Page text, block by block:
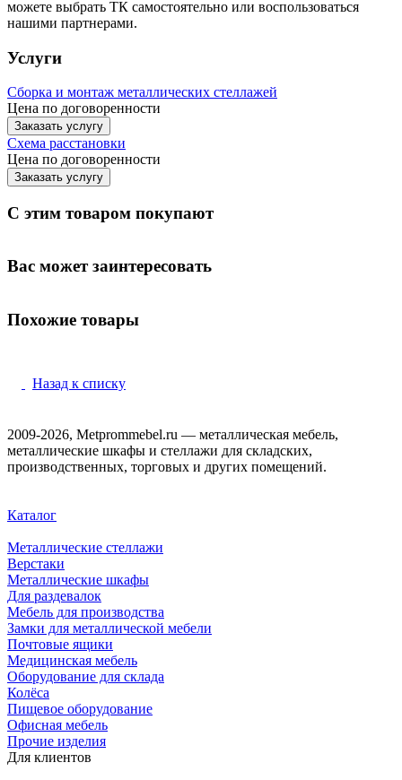
можете выбрать ТК самостоятельно или воспользоваться
нашими партнерами.
Услуги
Сборка и монтаж металлических стеллажей
Цена по договоренности
Заказать услугу
Схема расстановки
Цена по договоренности
Заказать услугу
С этим товаром покупают
Вас может заинтересовать
Похожие товары
Назад к списку
2009-2026, Metprommebel.ru — металлическая мебель,
металлические шкафы и стеллажи для складских,
производственных, торговых и других помещений.
Каталог
Металлические стеллажи
Верстаки
Металлические шкафы
Для раздевалок
Мебель для производства
Замки для металлической мебели
Почтовые ящики
Медицинская мебель
Оборудование для склада
Колёса
Пищевое оборудование
Офисная мебель
Прочие изделия
Для клиентов